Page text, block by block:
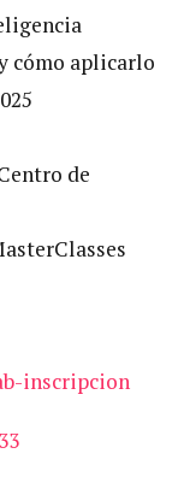
cómo aplicarlo
de
inscripcion